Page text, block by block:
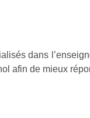
dans
afin de mieux